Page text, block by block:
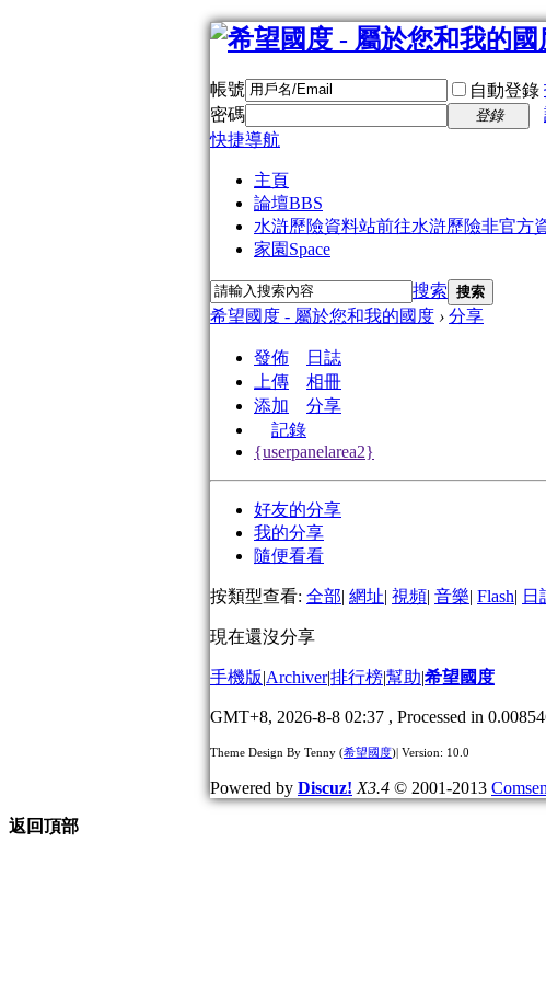
帳號 自動登錄
密碼
登錄
快捷導航
主頁
論壇BBS
水滸歷險資料站前往水滸歷險非官方
家園 Space
搜索 搜索
希望國度 - 屬於您和我的國度 › 分享
發佈
日誌
上傳
相冊
添加
分享
記錄
{userpanelarea2}
好友的分享
我的分享
隨便看看
按類型查看: 全部| 網址| 視頻| 音樂| Flash| 日
現在還沒分享
手機版|Archiver|排行榜|幫助|希望國度
GMT+8, 2026-8-8 02:37 , Processed in
Theme Design By Tenny (希望國度)| Version: 10.0
Powered by Discuz! X3.4 © 2001-2013
返回頂部